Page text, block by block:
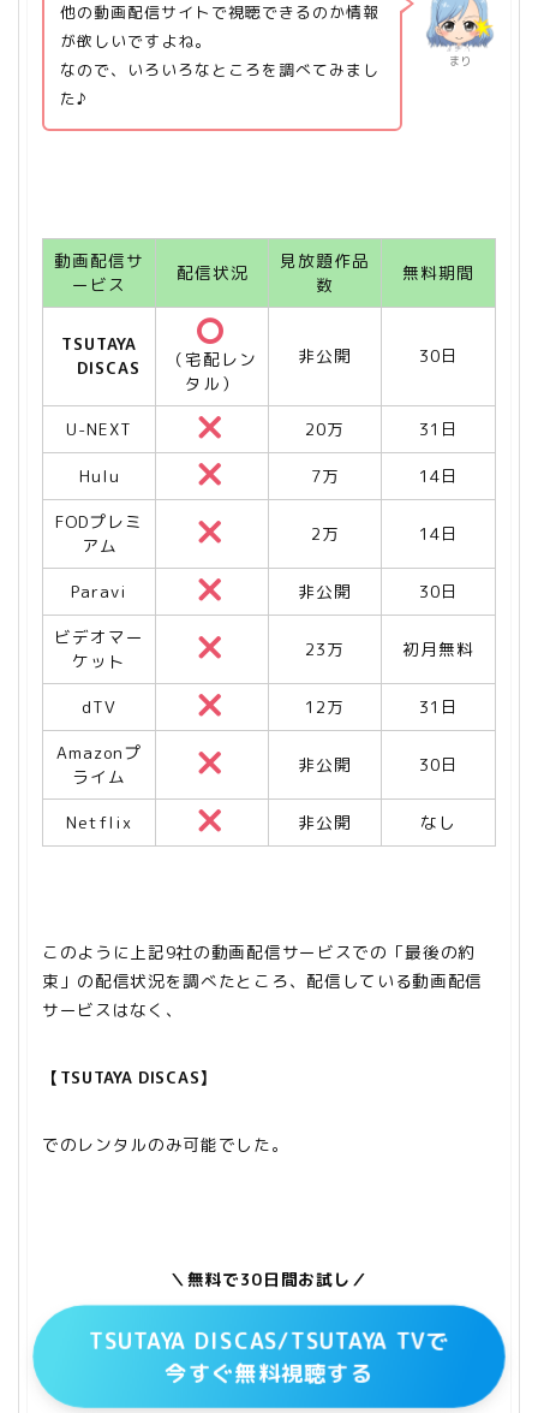
まり
他の動画配信サイトで視聴できるのか情報
が欲しいですよね。
なので、いろいろなところを調べてみまし
た♪
動画配信サ
ービス
配信状況
見放題作品
数
無料期間
TSUTAYA
DISCAS
（宅配レン
タル）
非公開 30日
U-NEXT 20万 31日
Hulu 7万
14日
FODプレミ
アム
2万 14日
Paravi 非公開
30日
ビデオマー
ケット
23万 初月無料
dTV 12万
31日
Amazonプ
ライム
非公開 30日
Netflix 非公開 なし
このように上記9社の動画配信サービスでの「最後の約
束」の配信状況を調べたところ、配信している動画配信
サービスはなく、
【TSUTAYA DISCAS】
でのレンタルのみ可能でした。
＼無料で30日間お試し／
TSUTAYA DISCAS/TSUTAYA TVで
今すぐ無料視聴する